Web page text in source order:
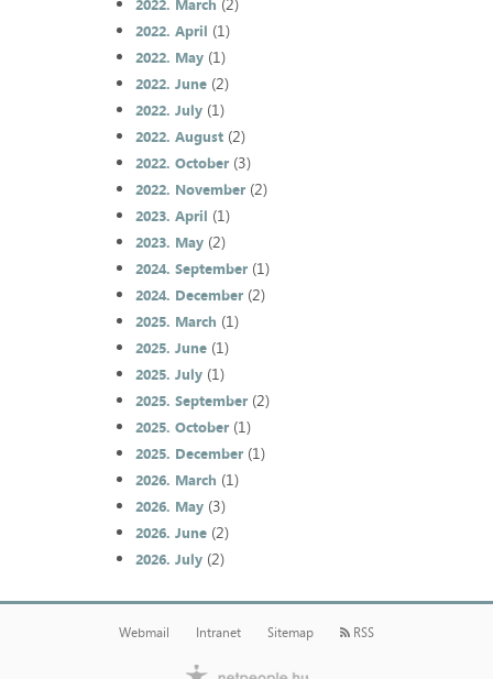
2022. March
2022. April (1)
2022. May(1)
2022. June(2)
2022. July(1)
2022. August(2)
2022. October(3)
2022. November(2)
2023. April (1)
2023. May(2)
2024. September(1)
2024. December(2)
2025. March (1)
2025. June(1)
2025. July(1)
2025. September(2)
2025. October(1)
2025. December(1)
2026. March (1)
2026. May(3)
2026. June(2)
2026. July(2)
Webmail Intranet Sitemap RSS